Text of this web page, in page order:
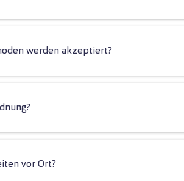
werden akzeptiert?
vor Ort?